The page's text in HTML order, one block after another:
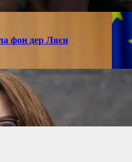
фон дер Ляєн